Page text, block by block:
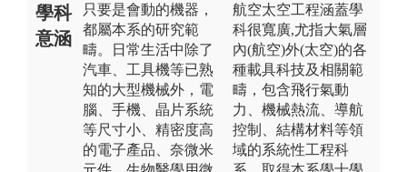
學科
意涵
只要是會動的機器，
都屬本系的研究範
疇。日常生活中除了
汽車、工具機等已熟
知的大型機械外，電
腦、手機、晶片系統
等尺寸小、精密度高
的電子產品、奈微米
航空太空工程涵蓋學
科很寬廣,尤指大氣層
內(航空)外(太空)的各
種載具科技及相關範
疇，包含飛行氣動
力、機械熱流、導航
控制、結構材料等領
域的系統性工程科